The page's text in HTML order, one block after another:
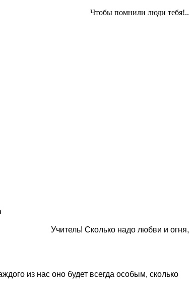
помнили люди тебя!..
Учитель! Сколько надо любви и огня,
из нас оно будет всегда особым, сколько